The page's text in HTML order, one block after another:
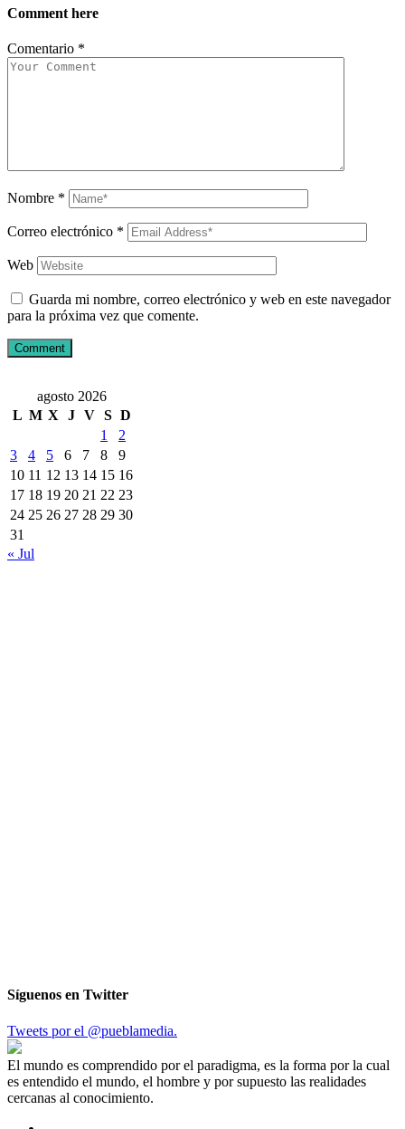
Comment here
Comentario *
Nombre *
Correo electrónico *
Web
Guarda mi nombre, correo electrónico y web en este navegador
para la próxima vez que comente.
agosto 2026
L M X J V S D
1
2
3
4 5 6 7 8
9
10 11 12 13 14 15 16
17 18 19 20 21 22 23
24 25 26 27 28 29 30
31
« Jul
Síguenos en Twitter
Tweets por el @pueblamedia.
El mundo es comprendido por el paradigma, es la forma por la cual
es entendido el mundo, el hombre y por supuesto las realidades
cercanas al conocimiento.